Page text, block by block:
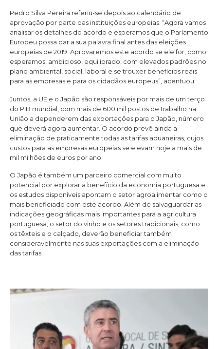
Pedro Silva Pereira referiu-se depois ao calendário de
aprovação por parte das instituições europeias. “Agora vamos
analisar os detalhes do acordo e esperamos que o Parlamento
Europeu possa dar a sua palavra final antes das eleições
europeias de 2019. Aprovaremos este acordo se ele for, como
esperamos, ambicioso, equilibrado, com elevados padrões no
plano ambiental, social, laboral e se trouxer benefícios reais
para as empresas e para os cidadãos europeus”, acentuou.
Juntos, a UE e o Japão são responsáveis por mais de um terço
do PIB mundial, com mais de 600 mil postos de trabalho na
União a dependerem das exportações para o Japão, número
que deverá agora aumentar. O acordo prevê ainda a
eliminação de praticamente todas as tarifas aduaneiras, cujos
custos para as empresas europeias se elevam hoje a mais de
mil milhões de euros por ano.
O Japão é também um parceiro comercial com muito
potencial por explorar a benefício da economia portuguesa e
os estudos disponíveis apontam o setor agroalimentar como o
mais beneficiado com este acordo. Além de salvaguardar as
indicações geográficas mais importantes para a agricultura
portuguesa, o setor do vinho e os setores tradicionais, como
os têxteis e o calçado, deverão beneficiar também
consideravelmente nas suas exportações com a eliminação
das tarifas.